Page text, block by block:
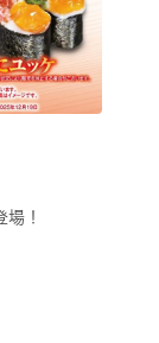
！